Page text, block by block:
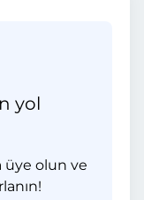
yol
üye olun ve